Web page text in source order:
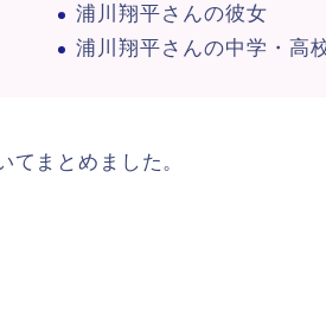
浦川翔平さんの彼女
浦川翔平さんの中学・高
てまとめました。